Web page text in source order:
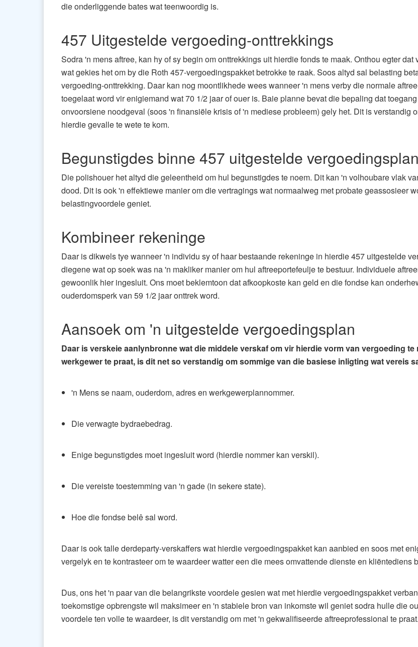
die onderliggende bates wat teenwoordig is.
457 Uitgestelde vergoeding-onttrekkings
Sodra 'n mens aftree, kan hy of sy begin om onttrekkings uit hierdie fonds te maak. Onthou egter
wat gekies het om by die Roth 457-vergoedingspakket betrokke te raak. Soos altyd sal belasting
vergoeding-onttrekking. Daar kan nog moontlikhede wees wanneer 'n mens verby die normale
toegelaat word vir enigiemand wat 70 1/2 jaar of ouer is. Baie planne bevat die bepaling dat
onvoorsiene noodgeval (soos 'n finansiële krisis of 'n mediese probleem) gely het. Dit is verstandig
hierdie gevalle te wete te kom.
Begunstigdes binne 457 uitgestelde
Die polishouer het altyd die geleentheid om hul begunstigdes te noem. Dit kan 'n volhoubare vlak
dood. Dit is ook 'n effektiewe manier om die vertragings wat normaalweg met probate geassosieer
belastingvoordele geniet.
Kombineer rekeninge
Daar is dikwels tye wanneer 'n individu sy of haar bestaande rekeninge in hierdie 457 uitgestelde
diegene wat op soek was na 'n makliker manier om hul aftreeportefeulje te bestuur. Individuele
gewoonlik hier ingesluit. Ons moet beklemtoon dat afkoopkoste kan geld en die fondse kan
ouderdomsperk van 59 1/2 jaar onttrek word.
Aansoek om 'n uitgestelde vergoedingsplan
Daar is verskeie aanlynbronne wat die middele verskaf om vir hierdie vorm van vergoeding
werkgewer te praat, is dit net so verstandig om sommige van die basiese inligting wat vereis
'n Mens se naam, ouderdom, adres en werkgewerplannommer.
Die verwagte bydraebedrag.
Enige begunstigdes moet ingesluit word (hierdie nommer kan verskil).
Die vereiste toestemming van 'n gade (in sekere state).
Hoe die fondse belê sal word.
Daar is ook talle derdeparty-verskaffers wat hierdie vergoedingspakket kan aanbied en soos met
vergelyk en te kontrasteer om te waardeer watter een die mees omvattende dienste en kliëntediens
Dus, ons het 'n paar van die belangrikste voordele gesien wat met hierdie vergoedingspakket
toekomstige opbrengste wil maksimeer en 'n stabiele bron van inkomste wil geniet sodra hulle die
voordele ten volle te waardeer, is dit verstandig om met 'n gekwalifiseerde aftreeprofessional te praat.